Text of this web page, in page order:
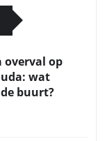
overval op
wat
buurt?